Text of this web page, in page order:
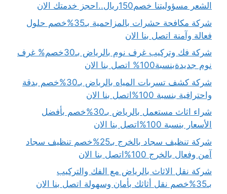
الشعر مسؤوليتنا خصم150ريال..احجز خدمتك الان
شركة مكافحة حشرات بالمزاحمية بـ35%خصم حلول
فعالة وآمنة اتصل بنا الان
شركة فك وتركيب غرف نوم بالرياض بـ30خصم% غرف
نوم جديدةبنسبة100% اتصل بنا الان
شركة كشف تسربات المياه بالرياض بـ30%خصم بدقة
واحترافية بنسبة 100%اتصل بنا الان
شراء اثاث مستعمل بالرياض بـ30%خصم بأفضل
الأسعار بنسبة 100%اتصل بنا الان
شركة تنظيف سجاد بالخرج بـ25%خصم تنظيف سجاد
آمن وفعال بالخرج 100%اتصل بنا الان
شركة نقل الاثاث بالرياض مع الفك والتركيب
بـ35%خصم نقل أثاثك بأمان وسهولة اتصل بنا الان